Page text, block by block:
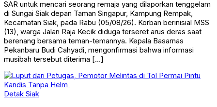
SAR untuk mencari seorang remaja yang dilaporkan tenggelam
di Sungai Siak depan Taman Singapur, Kampung Rempak,
Kecamatan Siak, pada Rabu (05/08/26). Korban berinisial MSS
(13), warga Jalan Raja Kecik diduga terseret arus deras saat
berenang bersama teman-temannya. Kepala Basarnas
Pekanbaru Budi Cahyadi, mengonfirmasi bahwa informasi
musibah tersebut diterima […]
Detak Siak